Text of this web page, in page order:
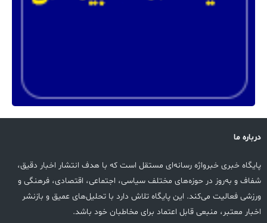
درباره ما
پایگاه خبری خبرواژه رسانه‌ای مستقل است که با هدف انتشار اخبار دقیق،
شفاف و به‌روز در حوزه‌های مختلف سیاسی، اجتماعی، اقتصادی، فرهنگی و
ورزشی فعالیت می‌کند. این پایگاه تلاش دارد با تحلیل‌های عمیق و بازنشر
اخبار معتبر، منبعی قابل اعتماد برای مخاطبان خود باشد.